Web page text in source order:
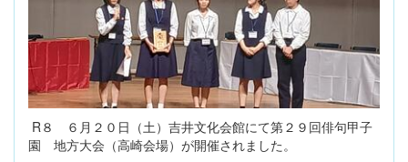
R８ ６月２０日（土）吉井文化会館にて第２９回俳句甲子
園 地方大会（高崎会場）が開催されました。